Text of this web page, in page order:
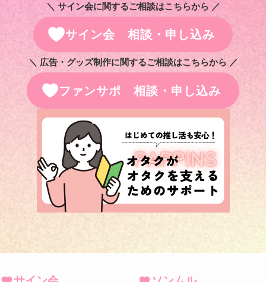
＼ サイン会に関するご相談はこちらから ／
サイン会 相談・申し込み
＼ 広告・グッズ制作に関するご相談はこちらから ／
ファンサポ 相談・申し込み